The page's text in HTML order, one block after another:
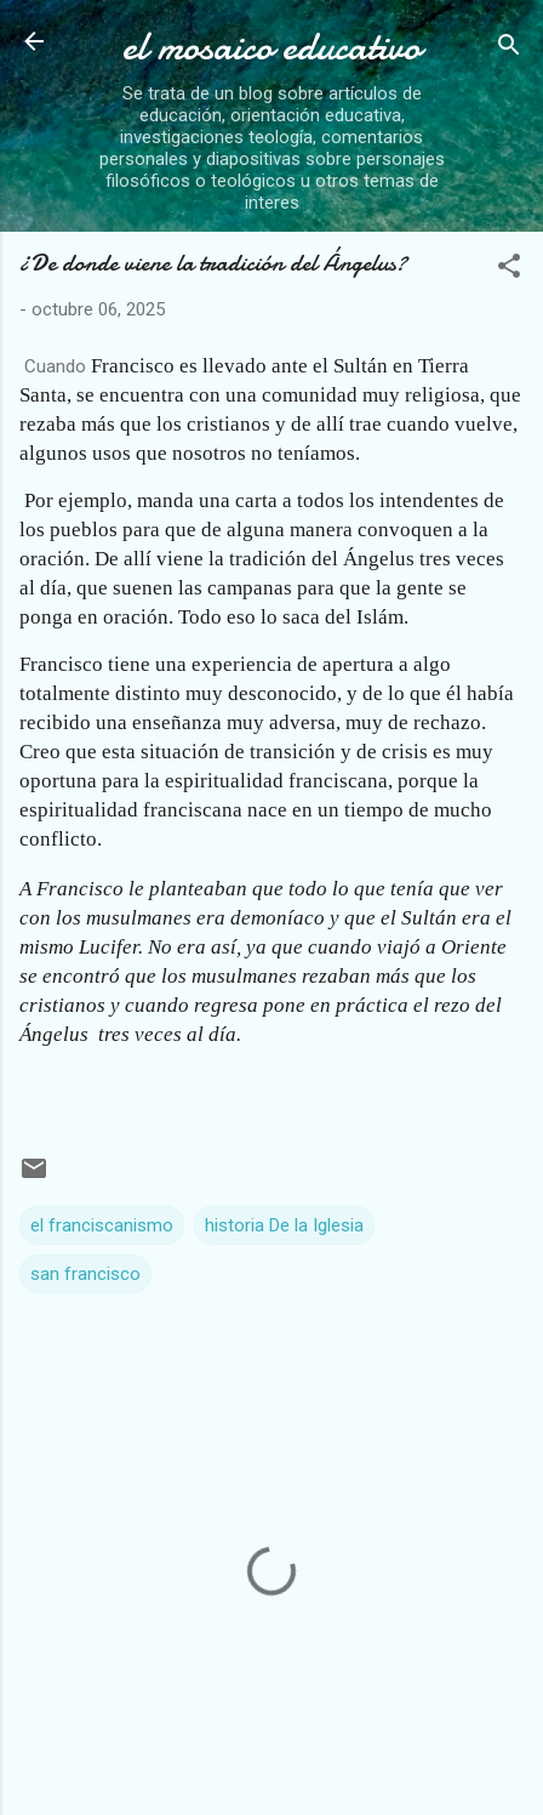
Ir al contenido principal
el mosaico educativo
Se trata de un blog sobre artículos de
educación, orientación educativa,
investigaciones teología, comentarios
personales y diapositivas sobre personajes
filosóficos o teológicos u otros temas de
interes
¿De donde viene la tradición del Ángelus?
- octubre 06, 2025
Cuando Francisco es llevado ante el Sultán en Tierra
Santa, se encuentra con una comunidad muy religiosa, que
rezaba más que los cristianos y de allí trae cuando vuelve,
algunos usos que nosotros no teníamos.
Por ejemplo, manda una carta a todos los intendentes de
los pueblos para que de alguna manera convoquen a la
oración. De allí viene la tradición del Ángelus tres veces
al día, que suenen las campanas para que la gente se
ponga en oración. Todo eso lo saca del Islám.
Francisco tiene una experiencia de apertura a algo
totalmente distinto muy desconocido, y de lo que él había
recibido una enseñanza muy adversa, muy de rechazo.
Creo que esta situación de transición y de crisis es muy
oportuna para la espiritualidad franciscana, porque la
espiritualidad franciscana nace en un tiempo de mucho
conflicto.
A Francisco le planteaban que todo lo que tenía que ver
con los musulmanes era demoníaco y que el Sultán era el
mismo Lucifer. No era así, ya que cuando viajó a Oriente
se encontró que los musulmanes rezaban más que los
cristianos y cuando regresa pone en práctica el rezo del
Ángelus tres veces al día.
el franciscanismo historia De la Iglesia
san francisco